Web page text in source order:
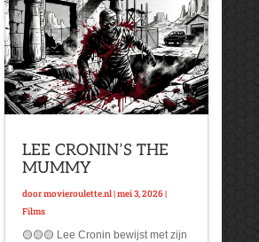
LEE CRONIN’S THE
MUMMY
doormovieroulette.nl|mei 3, 2026|
Films
🟡🟡🟡 Lee Cronin bewijst met zijn